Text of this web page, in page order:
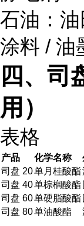
石油：
涂料 / 油
四、司
用）
表格
产品 化学名称
司盘 20单月桂酸酯
司盘 40单棕榈酸酯
司盘 60单硬脂酸酯
司盘 80单油酸酯